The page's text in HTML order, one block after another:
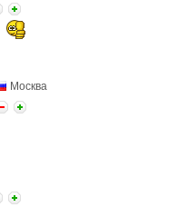
Москва